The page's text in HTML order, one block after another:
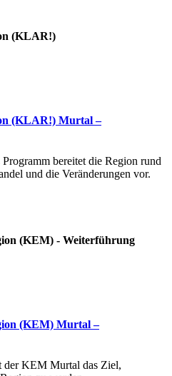
(KLAR!)
(KLAR!) Murtal –
bereitet die Region rund
und die Veränderungen vor.
(KEM) - Weiterführung
(KEM) Murtal –
der KEM Murtal das Ziel,